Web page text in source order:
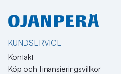
KUNDSERVICE
Kontakt
Köp och finansieringsvillkor